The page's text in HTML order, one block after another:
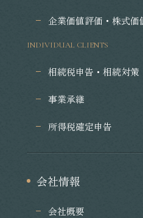
企業価値評価・株式価
INDIVIDUAL CLIENTS
相続税申告・相続対策
事業承継
所得税確定申告
会社情報
会社概要